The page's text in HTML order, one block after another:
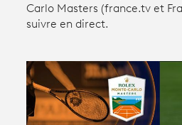
connexion
Carlo Masters (france.tv et
suivre en direct.